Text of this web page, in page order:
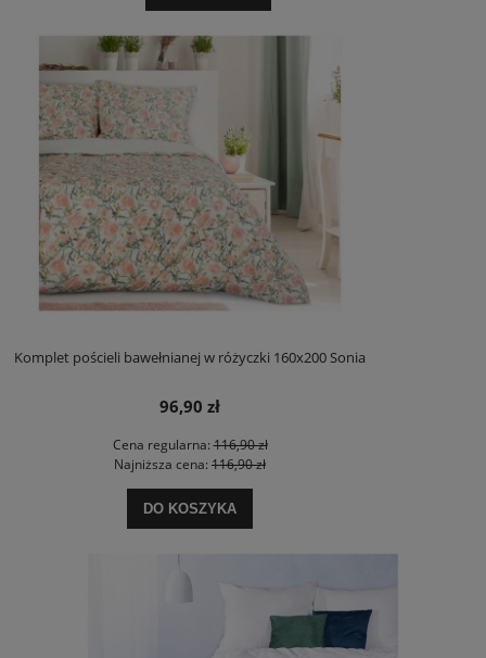
Komplet pościeli bawełnianej w różyczki 160x200 Sonia
96,90 zł
Cena regularna:116,90 zł
Najniższa cena: 116,90 zł
DO KOSZYKA